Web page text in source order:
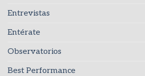
Entrevistas
Entérate
Observatorios
Best Performance